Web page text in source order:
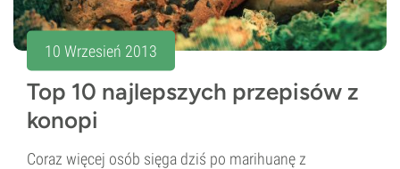
10 Wrzesień 2013
Top 10 najlepszych przepisów z
konopi
Coraz więcej osób sięga dziś po marihuanę z